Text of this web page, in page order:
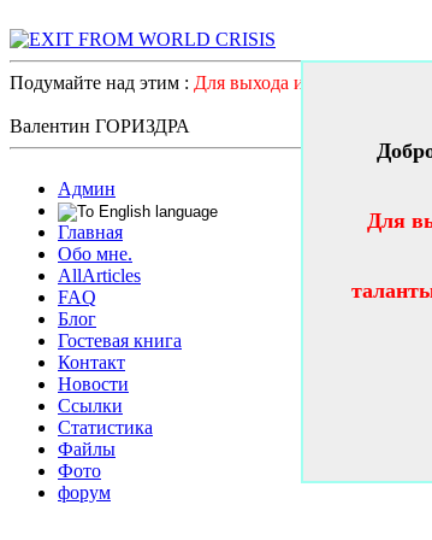
Подумайте над этим : Для выхода из системного
Валентин ГОРИЗДРА
Админ
Главная
Обо мне.
AllArticles
FAQ
Блог
Гостевая книга
Контакт
Новости
Ссылки
Статистика
Файлы
Фото
форум
Для